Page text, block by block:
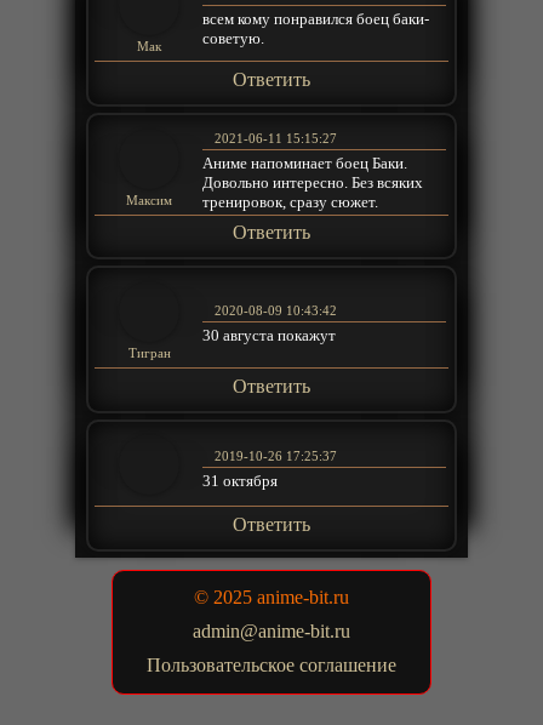
Мак
всем кому понравился боец баки-
советую.
Ответить
Максим
2021-06-11 15:15:27
Аниме напоминает боец Баки.
Довольно интересно. Без всяких
тренировок, сразу сюжет.
Ответить
Тигран
2020-08-09 10:43:42
30 августа покажут
Ответить
2019-10-26 17:25:37
31 октября
Ответить
© 2025 anime-bit.ru
admin@anime-bit.ru
Пользовательское соглашение